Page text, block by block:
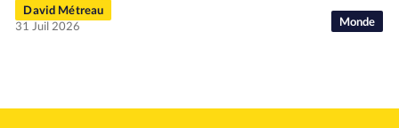
Monde
David Métreau
31 Juil 2026